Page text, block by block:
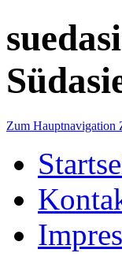
Zum Hauptnavigation